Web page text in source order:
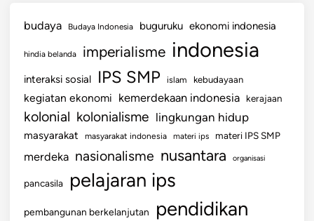
budaya Budaya Indonesia buguruku ekonomi indonesia
hindia belanda imperialisme indonesia
interaksi sosial IPS SMP islam kebudayaan
kegiatan ekonomi kemerdekaan indonesia kerajaan
kolonial kolonialisme lingkungan hidup
masyarakat masyarakat indonesia materi ips materi IPS SMP
merdeka nasionalisme nusantara organisasi
pancasila pelajaran ips
pembangunan berkelanjutan pendidikan